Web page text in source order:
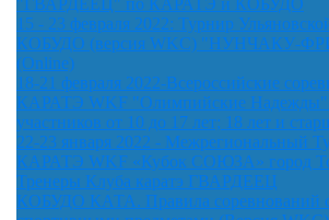
"ГВАРДЕЕЦ" по КАРАТЭ и КОБУДО
15 - 23 февраля 2022: Турнир
КОБУДО (версия WKC) "НУНЧАКУ-
(Online)
18-21 февраля 2022-Всероссийские
КАРАТЭ WKF "Олимпийские Надежды".
участников от 10 до 17 лет; 18 лет и
22-23 января 2022 - Межрегиональный
КАРАТЭ WKF «Кубок СОЮЗА» город
Тренеры Клуба каратэ ГВАРДЕЕЦ
КОБУДО КАТА. Правила соревнований